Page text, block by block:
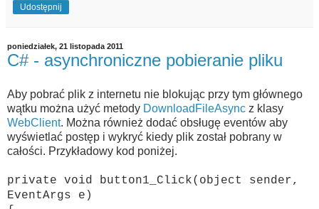
Udostępnij
poniedziałek, 21 listopada 2011
C# - asynchroniczne pobieranie pliku
Aby pobrać plik z internetu nie blokując przy tym głównego
wątku można użyć metody DownloadFileAsync z klasy
WebClient. Można również dodać obsługę eventów aby
wyświetlać postęp i wykryć kiedy plik został pobrany w
całości. Przykładowy kod poniżej.
private void button1_Click(object sender,
EventArgs e)